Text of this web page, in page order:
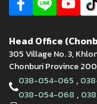
Head Office
305 Village No. 3,
Chonburi Province
038-054-065 ,
038-054-068 ,